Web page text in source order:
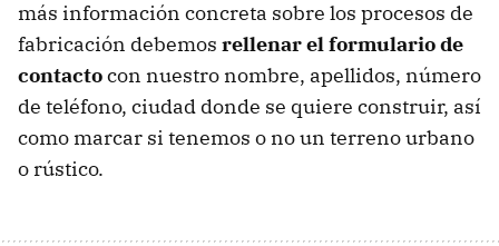
más información concreta sobre los procesos de
fabricación debemos rellenar el formulario de
contactocon nuestro nombre, apellidos, número
de teléfono, ciudad donde se quiere construir, así
como marcar si tenemos o no un terreno urbano
o rústico.